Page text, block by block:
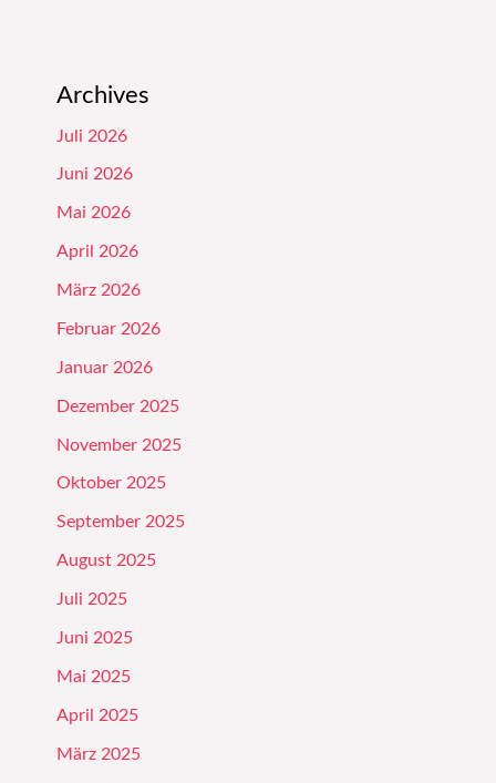
Archives
Juli 2026
Juni 2026
Mai 2026
April 2026
März 2026
Februar 2026
Januar 2026
Dezember 2025
November 2025
Oktober 2025
September 2025
August 2025
Juli 2025
Juni 2025
Mai 2025
April 2025
März 2025